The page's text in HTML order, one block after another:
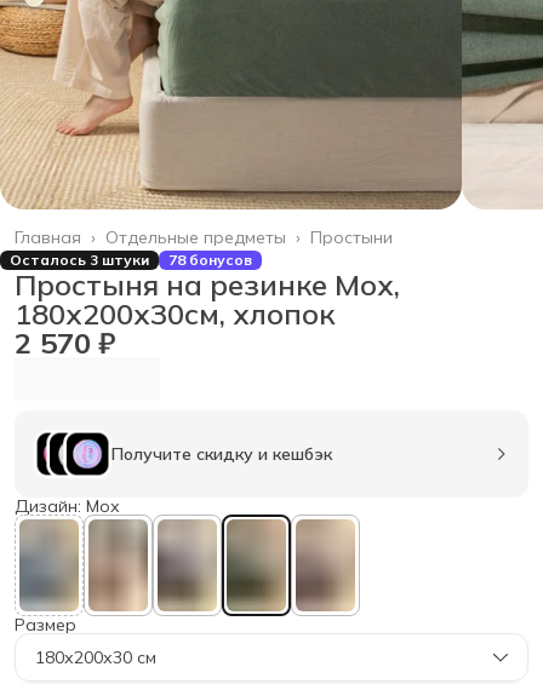
Простыни
Отдельные предметы ›
Главная ›
Осталось 3 штуки 78 бонусов
Простыня на резинке Мох,
180х200х30см, хлопок
2 570 ₽
Получите скидку и кешбэк
Дизайн: Мох
Размер
180х200х30 см